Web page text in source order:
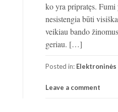
ko yra pripratęs. Fumi
nesistengia būti
veikiau bando
geriau. […]
Posted in:
Leave a comment